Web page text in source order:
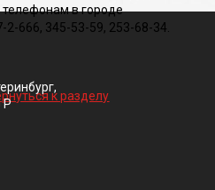
в городе
2-666, 345-53-59, 253-68-34.
к разделу
Р